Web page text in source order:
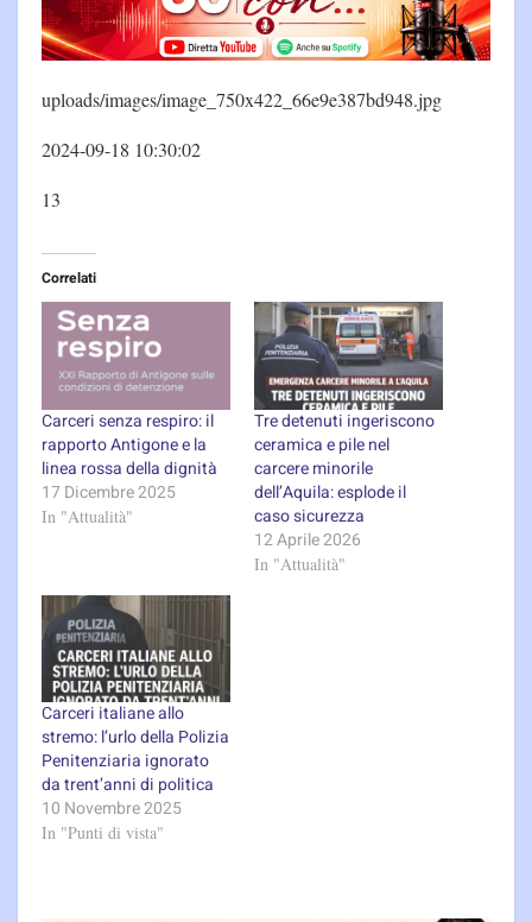
uploads/images/image_750x422_66e9e387bd948.jpg
2024-09-18 10:30:02
13
Correlati
Carceri senza respiro: il
rapporto Antigone e la
linea rossa della dignità
17 Dicembre 2025
In "Attualità"
Tre detenuti ingeriscono
ceramica e pile nel
carcere minorile
dell’Aquila: esplode il
caso sicurezza
12 Aprile 2026
In "Attualità"
Carceri italiane allo
stremo: l’urlo della Polizia
Penitenziaria ignorato
da trent’anni di politica
10 Novembre 2025
In "Punti di vista"